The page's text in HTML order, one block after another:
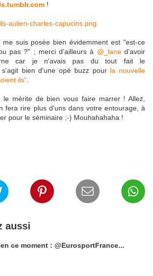
!
suis posée bien évidemment est "est-ce
pas ?" ; merci d'ailleurs à @_laned'avoir
car je n'avais pas du tout fait le
bien d'une opé buzz pour la nouvelle
ils"
le mérite de bien vous faire marrer ! Allez,
fera rire plus d'uns dans votre entourage, à
pour le séminaire ;-) Mouhahahaha !
aussi
ce moment : @EurosportFrance...